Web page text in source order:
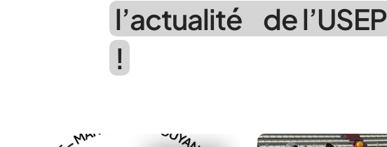
l’actualité de l’USEP
!